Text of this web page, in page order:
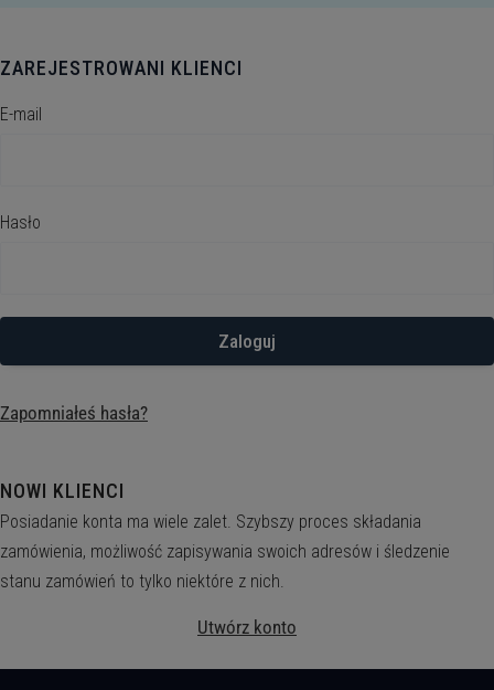
ZAREJESTROWANI KLIENCI
E-mail
Hasło
Zapomniałeś hasła?
Zaloguj
NOWI KLIENCI
Posiadanie konta ma wiele zalet. Szybszy proces składania
zamówienia, możliwość zapisywania swoich adresów i śledzenie
stanu zamówień to tylko niektóre z nich.
Utwórz konto